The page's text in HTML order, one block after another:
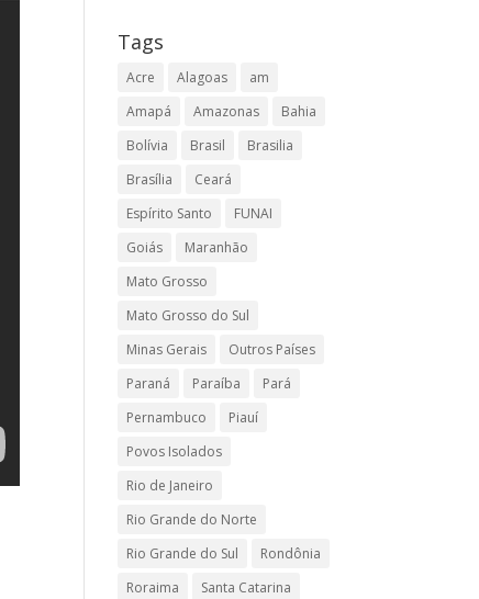
Tags
Acre Alagoas
am
Amapá
Amazonas
Bahia
Bolívia
Brasil
Brasilia
Brasília
Ceará
Espírito Santo
FUNAI
Goiás
Maranhão
Mato Grosso
Mato Grosso do Sul
Minas Gerais
Outros Países
Paraná
Paraíba
Pará
Pernambuco
Piauí
Povos Isolados
Rio de Janeiro
Rio Grande do Norte
Rio Grande do Sul
Rondônia
Roraima
Santa Catarina